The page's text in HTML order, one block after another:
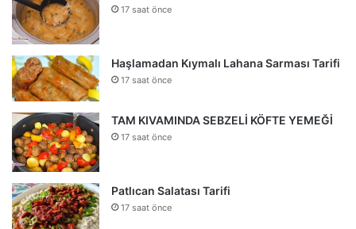
17 saat önce
Haşlamadan Kıymalı Lahana Sarması Tarifi
17 saat önce
TAM KIVAMINDA SEBZELİ KÖFTE YEMEĞİ
17 saat önce
Patlıcan Salatası Tarifi
17 saat önce